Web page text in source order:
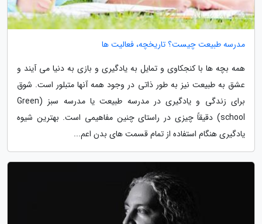
مدرسه طبیعت چیست؟ تاریخچه، فعالیت ها
همه بچه ها با کنجکاوی و تمایل به یادگیری و بازی به دنیا می آیند و
عشق به طبیعت نیز به طور ذاتی در وجود همه آنها متبلور است. شوق
برای زندگی و یادگیری در مدرسه طبیعت یا مدرسه سبز (Green
school) دقیقاً چیزی در راستای چنین مفاهیمی است. بهترین شیوه
یادگیری هنگام استفاده از تمام قسمت های بدن اعم...